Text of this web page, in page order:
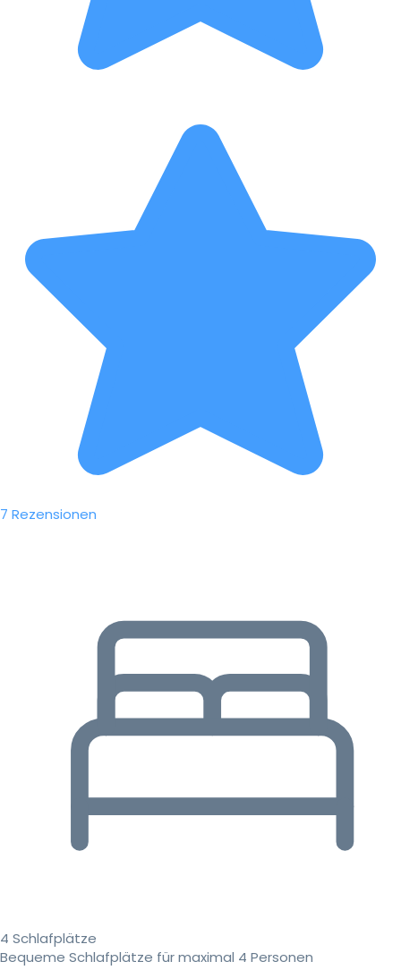
7 Rezensionen
4 Schlafplätze
Bequeme Schlafplätze für maximal 4 Personen